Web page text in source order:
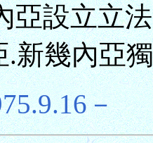
亞設立立
.新幾內亞
－